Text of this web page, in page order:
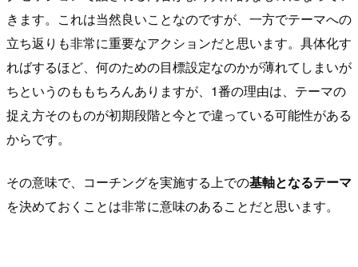
きます。これは当然良いことなのですが、一方でテーマへの
立ち返りも非常に重要なアクションだと思います。具体化す
ればするほど、何のための目標設定なのかが薄れてしまいが
ちというのももちろんありますが、1番の理由は、テーマの
捉え方そのものが初期段階と今とで違っている可能性がある
からです。
その意味で、コーチングを実施する上での基軸となるテーマ
を決めておくことは非常に意味のあることだと思います。